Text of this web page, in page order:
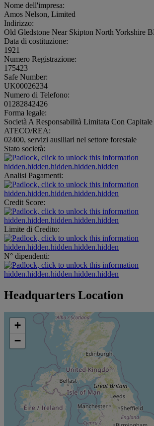
Nome dell'impresa:
Amos Nelson, Limited
Indirizzo:
Old Gledstone Near Skipton North Yorkshire
Data di costituzione:
1921
Numero Registrazione:
175423
Safe Number:
UK00026234
Numero di Telefono:
01282842426
Forma legale:
Società A Responsabilità Limitata Con
ATECO/REA:
02400, servizi ausiliari nel settore forestale
Stato società:
hidden.hidden.hidden.hidden.hidden
Analisi Pagamenti:
hidden.hidden.hidden.hidden.hidden
Credit Score:
hidden.hidden.hidden.hidden.hidden
Limite di Credito:
hidden.hidden.hidden.hidden.hidden
N° dipendenti:
hidden.hidden.hidden.hidden.hidden
Headquarters Location
+
−